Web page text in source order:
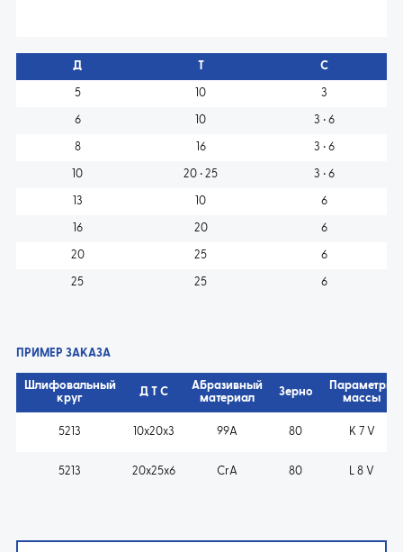
Д T C
5 10 3
6 10 3 • 6
8 16 3 • 6
10 20 • 25 3 • 6
13 10 6
16 20 6
20 25 6
25 25 6
ПРИМЕР ЗАКАЗА
Шлифовальный
круг
Д T C
Абразивный
материал
Зерно
Параметры
массы
5213 10x20x3 99A 80 K 7 V
5213 20x25x6 CrA 80 L 8 V